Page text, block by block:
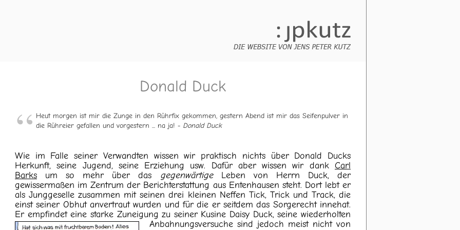
Donald Duck
Heut morgen ist mir die Zunge in den Rührfix gekommen, gestern Abend ist mir das Seifenpulver in
die Rühreier gefallen und vorgestern ... na ja! - Donald Duck
Wie im Falle seiner Verwandten wissen wir praktisch nichts über Donald Ducks
Herkunft, seine Jugend, seine Erziehung usw. Dafür aber wissen wir dank Carl
Barks um so mehr über das gegenwärtigeLeben von Herrn Duck, der
gewissermaßen im Zentrum der Berichterstattung aus Entenhausen steht. Dort lebt er
als Junggeselle zusammen mit seinen drei kleinen Neffen Tick, Trick und Track, die
einst seiner Obhut anvertraut wurden und für die er seitdem das Sorgerecht innehat.
Er empfindet eine starke Zuneigung zu seiner Kusine Daisy Duck, seine wiederholten
Anbahnungsversuche sind jedoch meist nicht von